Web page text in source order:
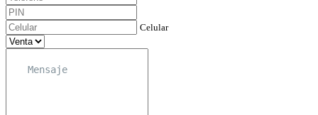
Celular